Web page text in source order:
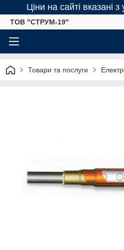
Ціни на сайті вказані
ТОВ "СТРУМ-19"
Товари та послуги